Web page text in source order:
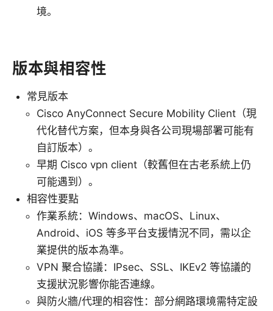
境。
版本與相容性
常見版本
Cisco AnyConnect Secure Mobility Client（現
代化替代方案，但本身與各公司現場部署可能有
自訂版本）。
早期 Cisco vpn client（較舊但在古老系統上仍
可能遇到）。
相容性要點
作業系統：Windows、macOS、Linux、
Android、iOS 等多平台支援情況不同，需以企
業提供的版本為準。
VPN 聚合協議：IPsec、SSL、IKEv2 等協議的
支援狀況影響你能否連線。
與防火牆/代理的相容性：部分網路環境需特定設